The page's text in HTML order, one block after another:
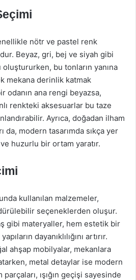
nötr ve pastel renk
Beyaz, gri, bej ve siyah gibi
bu tonların yanına
mekana derinlik katmak
odanın ana rengi beyazsa,
renkteki aksesuarlar bu taze
Ayrıca, doğadan ilham
da, modern tasarımda sıkça yer
huzurlu bir ortam yaratır.
kullanılan malzemeler,
seçeneklerden oluşur.
gibi materyaller, hem estetik bir
dayanıklılığını artırır.
ahşap mobilyalar, mekanlara
metal detaylar ise modern
ışığın geçişi sayesinde